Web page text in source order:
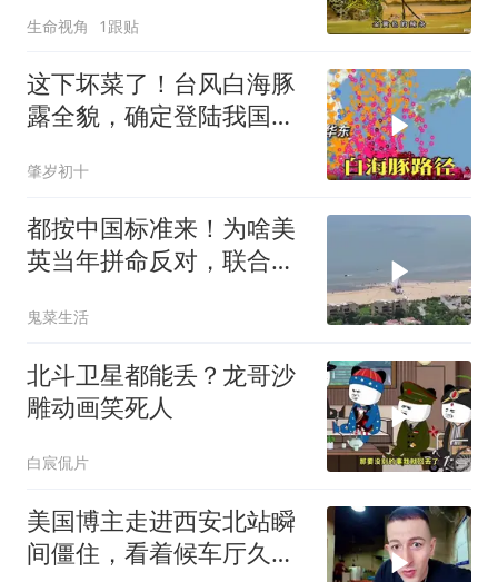
生命视角 1跟贴
这下坏菜了！台风白海豚
露全貌，确定登陆我国沿
肇岁初十
都按中国标准来！为啥美
英当年拼命反对，联合国
鬼菜生活
北斗卫星都能丢？龙哥沙
雕动画笑死人
白宸侃片
美国博主走进西安北站瞬
间僵住，看着候车厅久久